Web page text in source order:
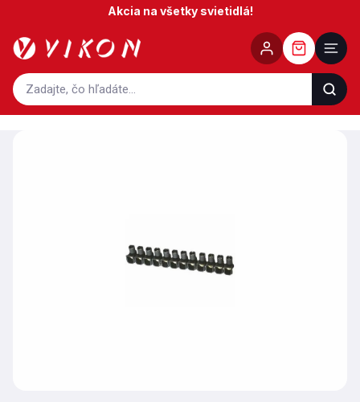
obsah
Akcia na všetky svietidlá!